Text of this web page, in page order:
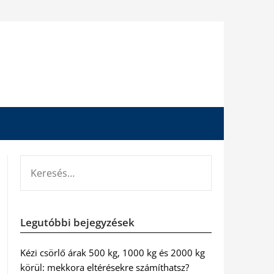
Legutóbbi bejegyzések
Kézi csörlő árak 500 kg, 1000 kg és 2000 kg
körül: mekkora eltérésekre számíthatsz?